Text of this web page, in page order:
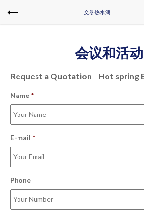
文冬热水湖
会议和活动
Request a Quotation - Hot spring
Name *
E-mail *
Phone